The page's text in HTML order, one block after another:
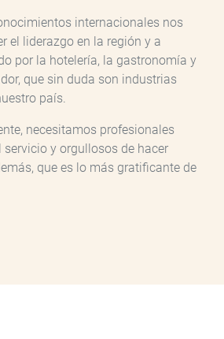
internacionales nos
el liderazgo en la región y a
por la hotelería, la gastronomía y
que sin duda son industrias
país.
necesitamos profesionales
y orgullosos de hacer
que es lo más gratificante de